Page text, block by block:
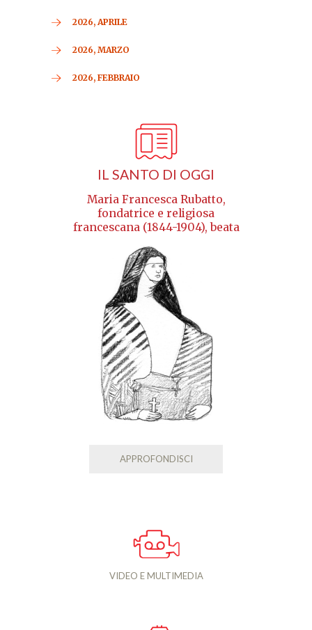
2026, APRILE
2026, MARZO
2026, FEBBRAIO
IL SANTO DI OGGI
Maria Francesca Rubatto,
fondatrice e religiosa
francescana (1844-1904), beata
APPROFONDISCI
VIDEO E MULTIMEDIA